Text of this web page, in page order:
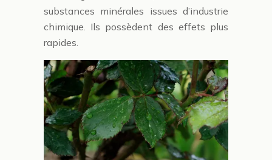
substances minérales issues d’industrie
chimique. Ils possèdent des effets plus
rapides.